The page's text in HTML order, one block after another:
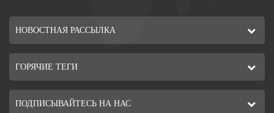
НОВОСТНАЯ РАССЫЛКА
ГОРЯЧИЕ ТЕГИ
ПОДПИСЫВАЙТЕСЬ НА НАС